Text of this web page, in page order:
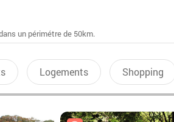
un périmétre de 50km.
Logements Shopping